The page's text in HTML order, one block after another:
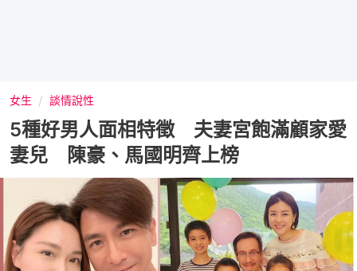
女生 談情說性
5種好男人面相特徵 夫妻宮飽滿顧家愛
妻兒 陳豪、馬國明齊上榜